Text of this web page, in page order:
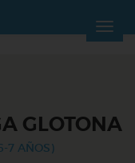
GLOTONA
7 AÑOS)